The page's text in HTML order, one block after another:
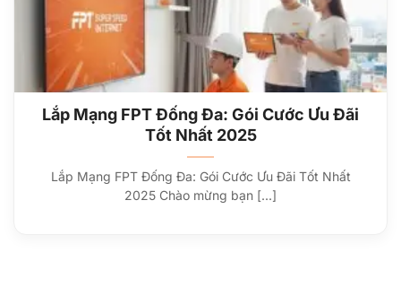
Lắp Mạng FPT Đống Đa: Gói Cước Ưu Đãi
Tốt Nhất 2025
Lắp Mạng FPT Đống Đa: Gói Cước Ưu Đãi Tốt Nhất
2025 Chào mừng bạn [...]